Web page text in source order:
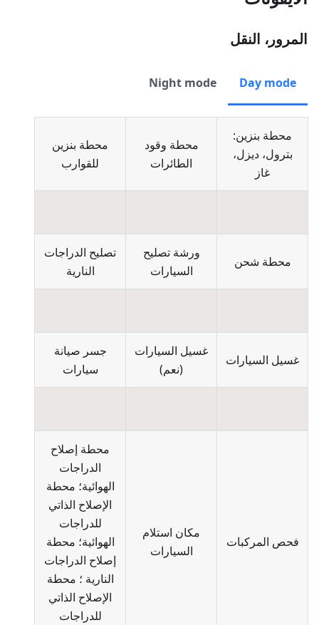
المرور، النقل
Day mode
Night mode
محطة بنزين:
بترول، ديزل،
غاز
محطة وقود
الطائرات
محطة بنزين
للقوارب
محطة شحن
ورشة تصليح
السيارات
تصليح الدراجات
النارية
غسيل السيارات
غسيل السيارات
(نعم)
جسر صيانة
سيارات
فحص المركبات
مكان استلام
السيارات
محطة إصلاح
الدراجات
الهوائية؛ محطة
الإصلاح الذاتي
للدراجات
الهوائية؛ محطة
إصلاح الدراجات
النارية ؛ محطة
الإصلاح الذاتي
للدراجات